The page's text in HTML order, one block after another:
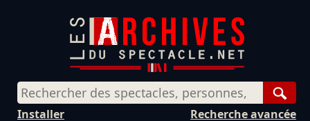
Recherche avancée
Installer